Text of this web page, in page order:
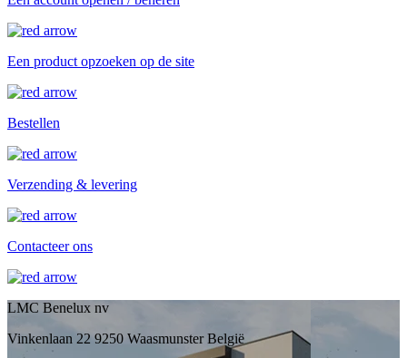
Een product opzoeken op de site
Bestellen
Verzending & levering
Contacteer ons
LMC Benelux nv
Vinkenlaan 22 9250 Waasmunster België